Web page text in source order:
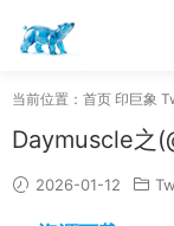
当前位置： 首页 印巨象
Daymuscle之
2026-01-12